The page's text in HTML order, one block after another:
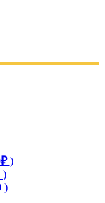
)
)
)